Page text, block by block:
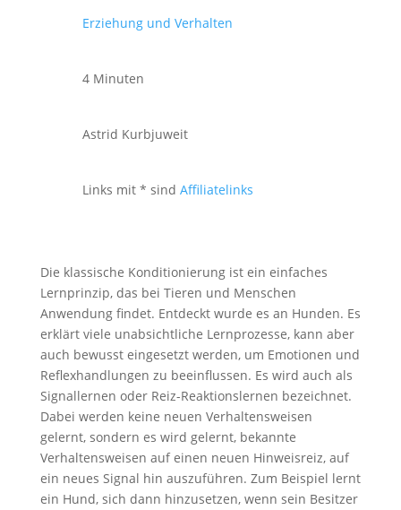
Erziehung und Verhalten
4 Minuten
Astrid Kurbjuweit
Links mit * sind Affiliatelinks
Die klassische Konditionierung ist ein einfaches
Lernprinzip, das bei Tieren und Menschen
Anwendung findet. Entdeckt wurde es an Hunden. Es
erklärt viele unabsichtliche Lernprozesse, kann aber
auch bewusst eingesetzt werden, um Emotionen und
Reflexhandlungen zu beeinflussen. Es wird auch als
Signallernen oder Reiz-Reaktionslernen bezeichnet.
Dabei werden keine neuen Verhaltensweisen
gelernt, sondern es wird gelernt, bekannte
Verhaltensweisen auf einen neuen Hinweisreiz, auf
ein neues Signal hin auszuführen. Zum Beispiel lernt
ein Hund, sich dann hinzusetzen, wenn sein Besitzer